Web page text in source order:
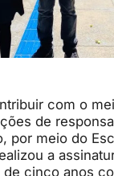
com o
de
por meio do
a
de cinco anos